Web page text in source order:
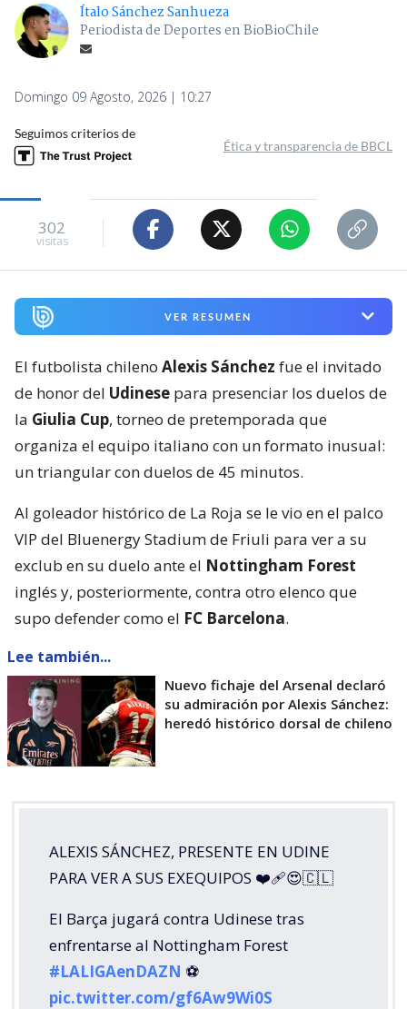
Ítalo Sánchez Sanhueza
Periodista de Deportes en BioBioChile
Domingo 09 Agosto, 2026 | 10:27
Seguimos criterios de
Ética y transparencia de BBCL
302
visitas
VER RESUMEN
El futbolista chileno Alexis Sánchez fue el invitado
de honor del Udinese para presenciar los duelos de
la Giulia Cup, torneo de pretemporada que
organiza el equipo italiano con un formato inusual:
un triangular con duelos de 45 minutos.
Al goleador histórico de La Roja se le vio en el palco
VIP del Bluenergy Stadium de Friuli para ver a su
exclub en su duelo ante el Nottingham Forest
inglés y, posteriormente, contra otro elenco que
supo defender como el FC Barcelona.
Lee también...
Nuevo fichaje del Arsenal declaró
su admiración por Alexis Sánchez:
heredó histórico dorsal de chileno
ALEXIS SÁNCHEZ, PRESENTE EN UDINE
PARA VER A SUS EXEQUIPOS ❤️‍🩹😍🇨🇱
El Barça jugará contra Udinese tras
enfrentarse al Nottingham Forest
#LALIGAenDAZN ⚽️
pic.twitter.com/gf6Aw9Wi0S